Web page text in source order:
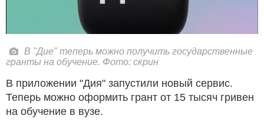
В "Дие" теперь можно получить государственные
гранты на обучение. Фото: скрин
В приложении "Дия" запустили новый сервис.
Теперь можно оформить грант от 15 тысяч гривен
на обучение в вузе.